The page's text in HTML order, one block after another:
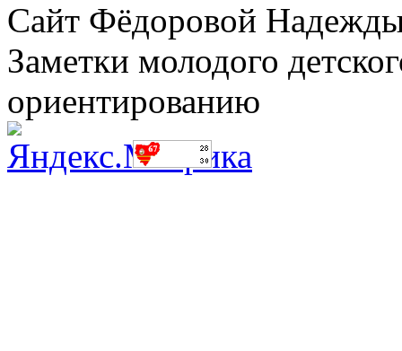
Сайт Фёдоровой
Заметки молодого
ориентированию